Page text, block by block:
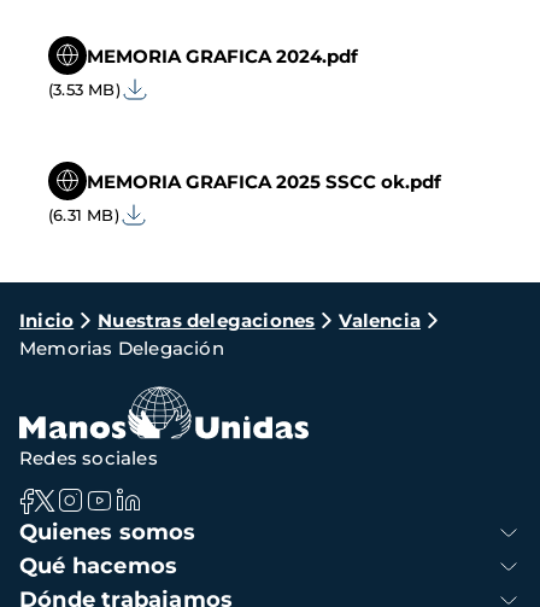
MEMORIA GRAFICA 2024.pdf
(3.53 MB)
MEMORIA GRAFICA 2025 SSCC ok.pdf
(6.31 MB)
Ruta
de
navegación
Inicio Nuestras delegaciones
Valencia
Memorias Delegación
Navegación
principal
Quienes somos
Qué hacemos
Dónde trabajamos
Redes sociales